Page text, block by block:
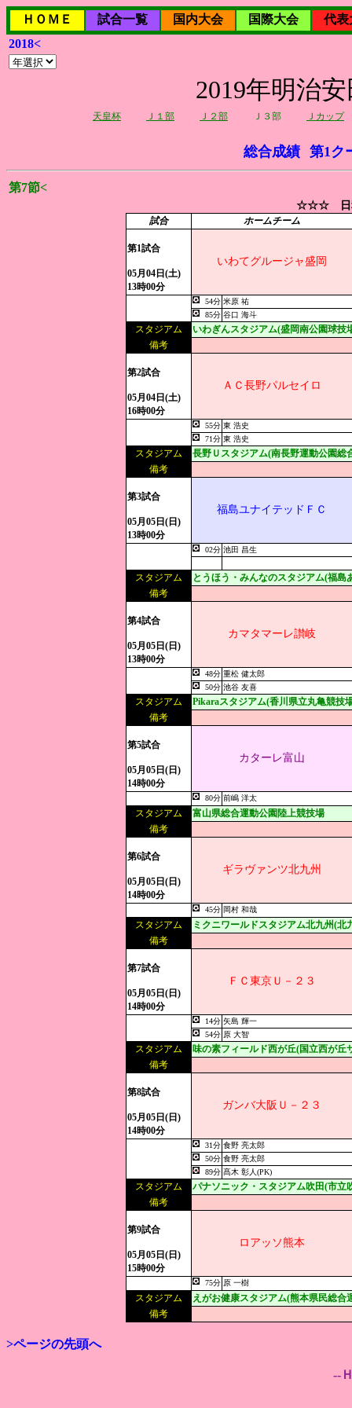
ＨＯＭＥ 試合一覧 国内大会 国際大会
代表
2018<
2019年明治
天皇杯 Ｊ１部 Ｊ２部 Ｊ３部 Ｊカップ
総合成績 第1ク
第7節<
☆☆☆ 日
試合 ホームチーム
第1試合
05月04日(土)
13時00分
いわてグルージャ盛岡
54分 米原 祐
85分 谷口 海斗
スタジアム
いわぎんスタジアム(盛岡南公園球技
備考
第2試合
05月04日(土)
16時00分
ＡＣ長野パルセイロ
55分 東 浩史
71分 東 浩史
スタジアム
長野Ｕスタジアム(南長野運動公園総
備考
第3試合
05月05日(日)
13時00分
福島ユナイテッドＦＣ
02分 池田 昌生
スタジアム
とうほう・みんなのスタジアム(福島
備考
第4試合
05月05日(日)
13時00分
カマタマーレ讃岐
48分 重松 健太郎
50分 池谷 友喜
スタジアム
Pikaraスタジアム(香川県立丸亀競技
備考
第5試合
05月05日(日)
14時00分
カターレ富山
80分 前嶋 洋太
スタジアム
富山県総合運動公園陸上競技場
備考
第6試合
05月05日(日)
14時00分
ギラヴァンツ北九州
45分 岡村 和哉
スタジアム
ミクニワールドスタジアム北九州(北
備考
第7試合
05月05日(日)
14時00分
ＦＣ東京Ｕ－２３
14分 矢島 輝一
54分 原 大智
スタジアム
味の素フィールド西が丘(国立西が丘
備考
第8試合
05月05日(日)
14時00分
ガンバ大阪Ｕ－２３
31分 食野 亮太郎
50分 食野 亮太郎
89分 髙木 彰人(PK)
スタジアム
パナソニック・スタジアム吹田(市立
備考
第9試合
05月05日(日)
15時00分
ロアッソ熊本
75分 原 一樹
スタジアム
えがお健康スタジアム(熊本県民総合
備考
>ページの先頭へ
--